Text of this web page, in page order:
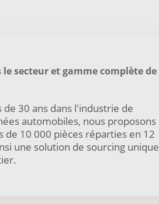
secteur et gamme complète de
30 ans dans l'industrie de
automobiles, nous proposons
10 000 pièces réparties en 12
une solution de sourcing unique